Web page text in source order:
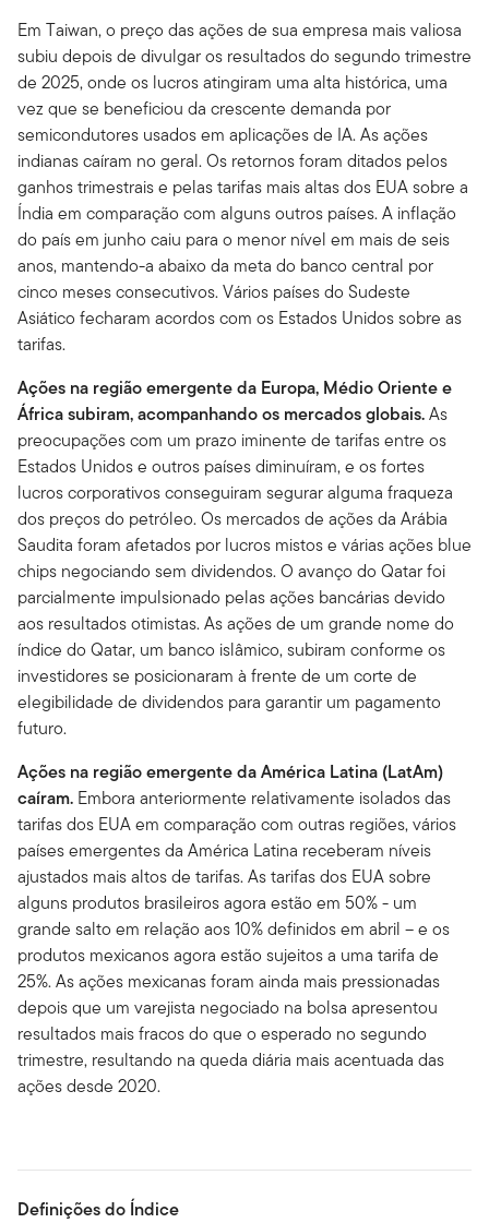
Em Taiwan, o preço das ações de sua empresa mais valiosa
subiu depois de divulgar os resultados do segundo trimestre
de 2025, onde os lucros atingiram uma alta histórica, uma
vez que se beneficiou da crescente demanda por
semicondutores usados em aplicações de IA. As ações
indianas caíram no geral. Os retornos foram ditados pelos
ganhos trimestrais e pelas tarifas mais altas dos EUA sobre a
Índia em comparação com alguns outros países. A inflação
do país em junho caiu para o menor nível em mais de seis
anos, mantendo-a abaixo da meta do banco central por
cinco meses consecutivos. Vários países do Sudeste
Asiático fecharam acordos com os Estados Unidos sobre as
tarifas.
Ações na região emergente da Europa, Médio Oriente e
África subiram, acompanhando os mercados globais.As
preocupações com um prazo iminente de tarifas entre os
Estados Unidos e outros países diminuíram, e os fortes
lucros corporativos conseguiram segurar alguma fraqueza
dos preços do petróleo. Os mercados de ações da Arábia
Saudita foram afetados por lucros mistos e várias ações blue
chips negociando sem dividendos. O avanço do Qatar foi
parcialmente impulsionado pelas ações bancárias devido
aos resultados otimistas. As ações de um grande nome do
índice do Qatar, um banco islâmico, subiram conforme os
investidores se posicionaram à frente de um corte de
elegibilidade de dividendos para garantir um pagamento
futuro.
Ações na região emergente da América Latina (LatAm)
caíram. Embora anteriormente relativamente isolados das
tarifas dos EUA em comparação com outras regiões, vários
países emergentes da América Latina receberam níveis
ajustados mais altos de tarifas. As tarifas dos EUA sobre
alguns produtos brasileiros agora estão em 50% - um
grande salto em relação aos 10% definidos em abril – e os
produtos mexicanos agora estão sujeitos a uma tarifa de
25%. As ações mexicanas foram ainda mais pressionadas
depois que um varejista negociado na bolsa apresentou
resultados mais fracos do que o esperado no segundo
trimestre, resultando na queda diária mais acentuada das
ações desde 2020.
Definições do Índice